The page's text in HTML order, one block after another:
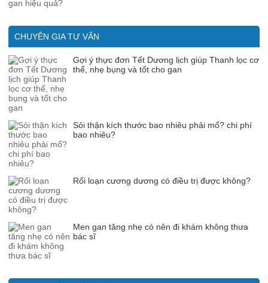
CHUYÊN GIA TƯ VẤN
Gợi ý thực đơn Tết Dương lịch giúp Thanh lọc cơ
thể, nhẹ bụng và tốt cho gan
Sỏi thận kích thước bao nhiêu phải mổ? chi phí
bao nhiêu?
Rối loạn cương dương có điều trị được không?
Men gan tăng nhẹ có nên đi khám không thưa
bác sĩ